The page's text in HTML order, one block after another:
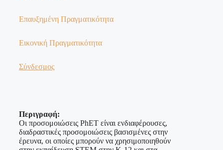
Επαυξημένη Πραγματικότητα
Εικονική Πραγματικότητα
Σύνδεσμος
Περιγραφή:
Οι προσομοιώσεις PhET είναι ενδιαφέρουσες,
διαδραστικές προσομοιώσεις βασισμένες στην
έρευνα, οι οποίες μπορούν να χρησιμοποιηθούν